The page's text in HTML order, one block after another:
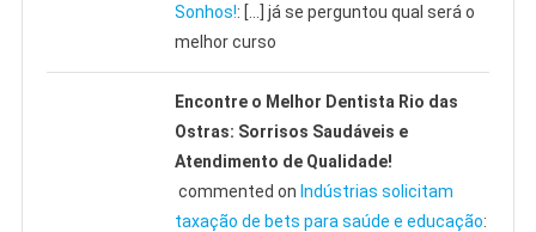
Sonhos!: […] já se perguntou qual será o
melhor curso
Encontre o Melhor Dentista Rio das
Ostras: Sorrisos Saudáveis e
Atendimento de Qualidade!
commented on Indústrias solicitam
taxação de bets para saúde e educação: